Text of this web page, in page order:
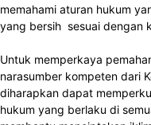
memahami aturan hukum
yang bersih sesuai dengan
Untuk memperkaya
narasumber kompeten dari
diharapkan dapat
hukum yang berlaku di